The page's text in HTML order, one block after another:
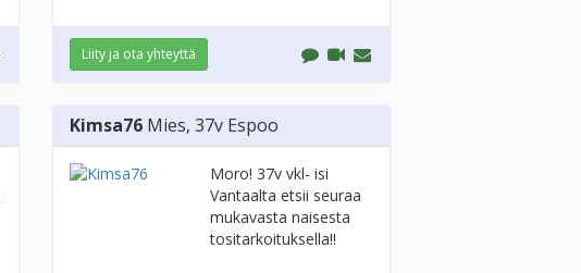
Liity ja ota yhteyttä
Kimsa76 Mies, 37v Espoo
Moro! 37v vkl- isi
Vantaalta etsii seuraa
mukavasta naisesta
tositarkoituksella!!